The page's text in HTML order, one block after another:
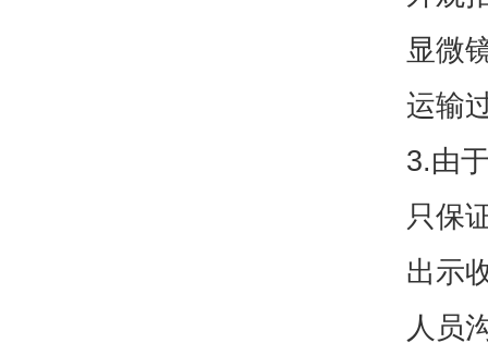
显微
运输
3.由
只保
出示
人员